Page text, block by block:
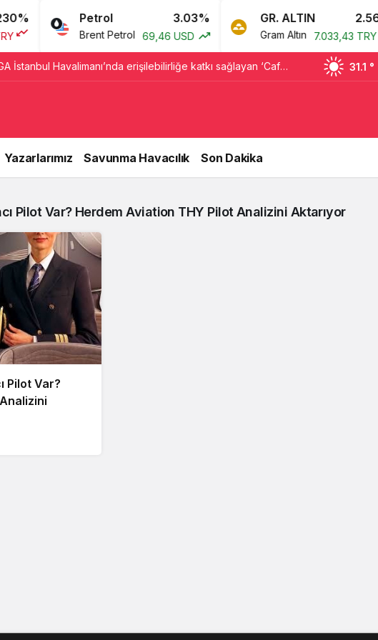
Petrol 3.03%
Brent Petrol 69,46 USD
GR. ALTIN 2.56%
Gram Altın 7.033,43 TRY
İstanbul Havalimanı’nda erişilebilirliğe katkı sağlayan ‘Café 31.1 °
Yazarlarımız Savunma Havacılık Son Dakika
Pilot Var? Herdem Aviation THY Pilot Analizini Aktarıyor
Pilot Var?